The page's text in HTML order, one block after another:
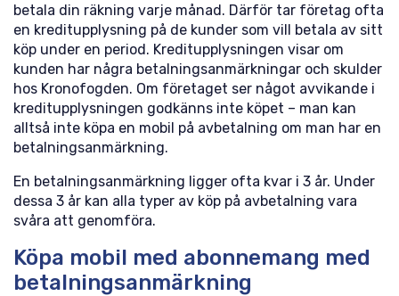
betala din räkning varje månad. Därför tar företag ofta
en kreditupplysning på de kunder som vill betala av sitt
köp under en period. Kreditupplysningen visar om
kunden har några betalningsanmärkningar och skulder
hos Kronofogden. Om företaget ser något avvikande i
kreditupplysningen godkänns inte köpet – man kan
alltså inte köpa en mobil på avbetalning om man har en
betalningsanmärkning.
En betalningsanmärkning ligger ofta kvar i 3 år. Under
dessa 3 år kan alla typer av köp på avbetalning vara
svåra att genomföra.
Köpa mobil med abonnemang med
betalningsanmärkning